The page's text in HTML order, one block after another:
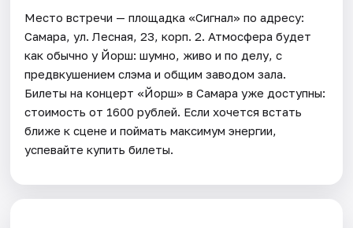
Место встречи — площадка «Сигнал» по адресу:
Самара, ул. Лесная, 23, корп. 2. Атмосфера будет
как обычно у Йорш: шумно, живо и по делу, с
предвкушением слэма и общим заводом зала.
Билеты на концерт «Йорш» в Самара уже доступны:
стоимость от 1600 рублей. Если хочется встать
ближе к сцене и поймать максимум энергии,
успевайте купить билеты.